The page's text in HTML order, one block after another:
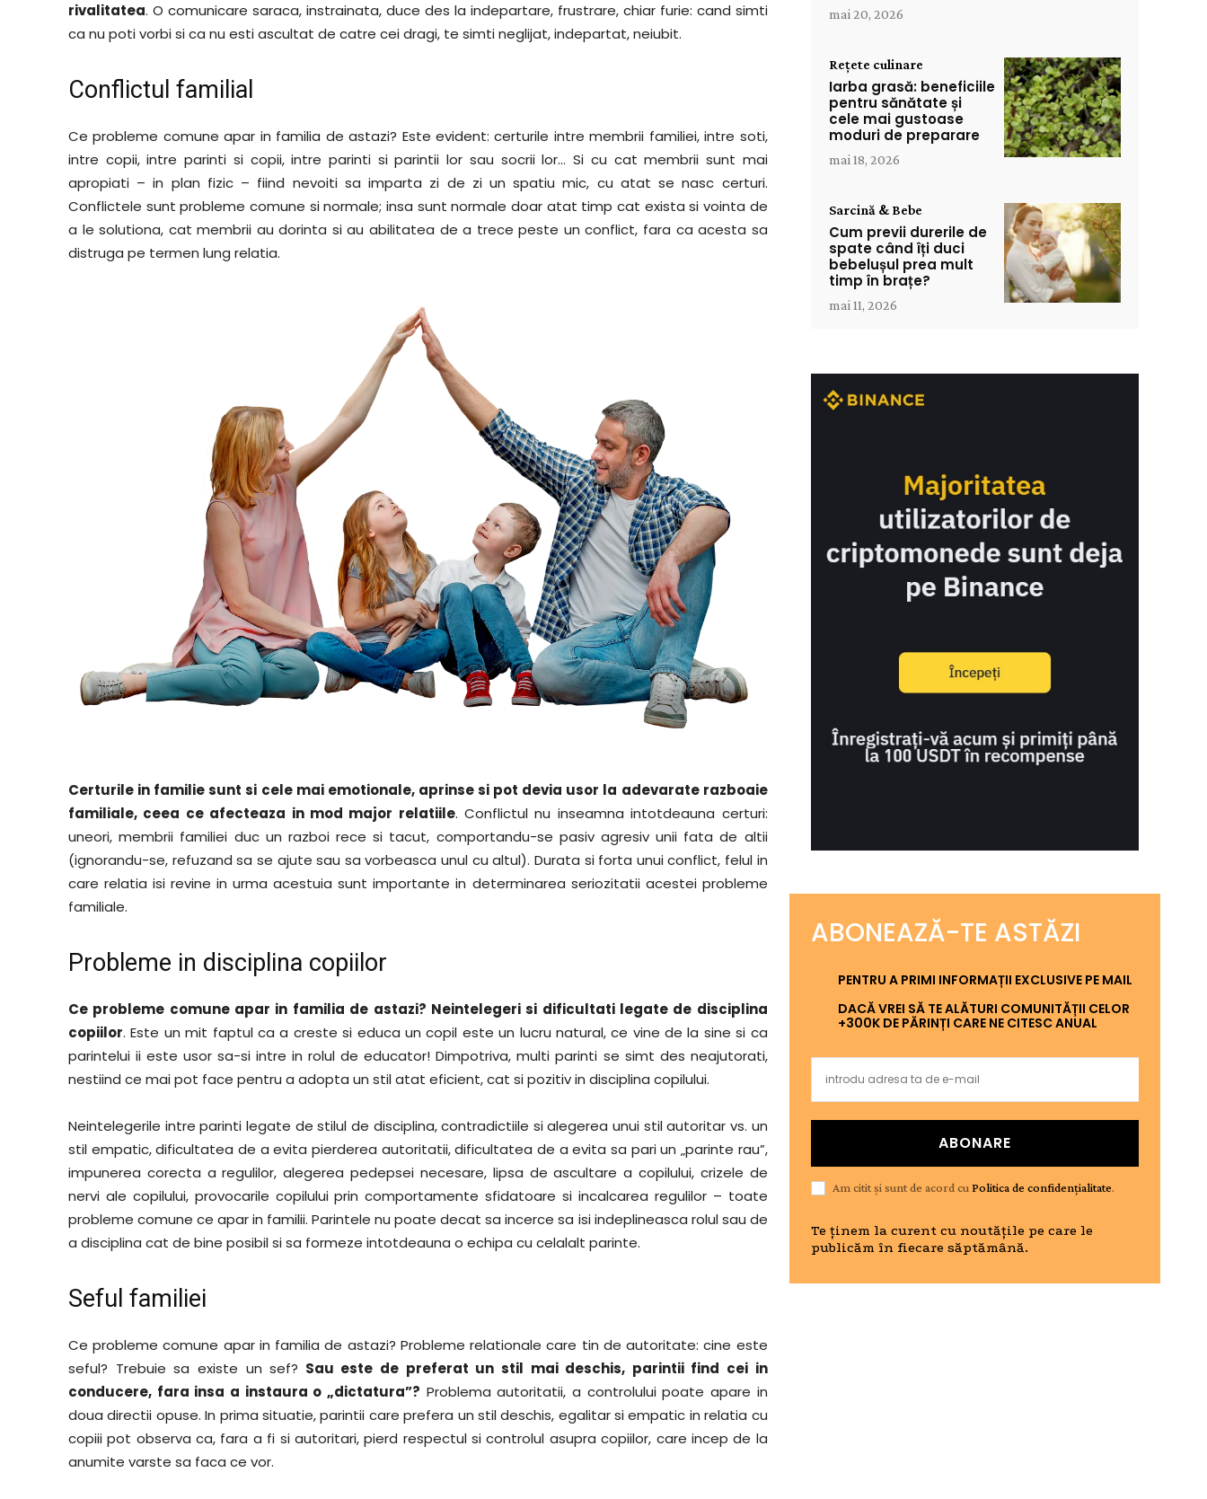
rivalitatea. O comunicare saraca, instrainata, duce des la indepartare, frustrare, chiar furie: cand simti
ca nu poti vorbi si ca nu esti ascultat de catre cei dragi, te simti neglijat, indepartat, neiubit.
Conflictul familial
Ce probleme comune apar in familia de astazi? Este evident: certurile intre membrii familiei, intre soti,
intre copii, intre parinti si copii, intre parinti si parintii lor sau socrii lor… Si cu cat membrii sunt mai
apropiati – in plan fizic – fiind nevoiti sa imparta zi de zi un spatiu mic, cu atat se nasc certuri.
Conflictele sunt probleme comune si normale; insa sunt normale doar atat timp cat exista si vointa de
a le solutiona, cat membrii au dorinta si au abilitatea de a trece peste un conflict, fara ca acesta sa
distruga pe termen lung relatia.
Certurile in familie sunt si cele mai emotionale, aprinse si pot devia usor la adevarate razboaie
familiale, ceea ce afecteaza in mod major relatiile. Conflictul nu inseamna intotdeauna certuri:
uneori, membrii familiei duc un razboi rece si tacut, comportandu-se pasiv agresiv unii fata de altii
(ignorandu-se, refuzand sa se ajute sau sa vorbeasca unul cu altul). Durata si forta unui conflict, felul in
care relatia isi revine in urma acestuia sunt importante in determinarea seriozitatii acestei probleme
familiale.
Probleme in disciplina copiilor
Ce probleme comune apar in familia de astazi? Neintelegeri si dificultati legate de disciplina
copiilor. Este un mit faptul ca a creste si educa un copil este un lucru natural, ce vine de la sine si ca
parintelui ii este usor sa-si intre in rolul de educator! Dimpotriva, multi parinti se simt des neajutorati,
nestiind ce mai pot face pentru a adopta un stil atat eficient, cat si pozitiv in disciplina copilului.
Neintelegerile intre parinti legate de stilul de disciplina, contradictiile si alegerea unui stil autoritar vs. un
stil empatic, dificultatea de a evita pierderea autoritatii, dificultatea de a evita sa pari un „parinte rau”,
impunerea corecta a regulilor, alegerea pedepsei necesare, lipsa de ascultare a copilului, crizele de
nervi ale copilului, provocarile copilului prin comportamente sfidatoare si incalcarea regulilor – toate
probleme comune ce apar in familii. Parintele nu poate decat sa incerce sa isi indeplineasca rolul sau de
a disciplina cat de bine posibil si sa formeze intotdeauna o echipa cu celalalt parinte.
Seful familiei
Ce probleme comune apar in familia de astazi? Probleme relationale care tin de autoritate: cine este
seful? Trebuie sa existe un sef? Sau este de preferat un stil mai deschis, parintii find cei in
conducere, fara insa a instaura o „dictatura”? Problema autoritatii, a controlului poate apare in
doua directii opuse. In prima situatie, parintii care prefera un stil deschis, egalitar si empatic in relatia cu
copiii pot observa ca, fara a fi si autoritari, pierd respectul si controlul asupra copiilor, care incep de la
anumite varste sa faca ce vor.
mai 20, 2026
Rețete culinare
Iarba grasă: beneficiile
pentru sănătate și
cele mai gustoase
moduri de preparare
mai 18, 2026
Sarcină & Bebe
Cum previi durerile de
spate când îți duci
bebelușul prea mult
timp în brațe?
mai 11, 2026
ABONEAZĂ-TE ASTĂZI
PENTRU A PRIMI INFORMAȚII EXCLUSIVE PE MAIL
DACĂ VREI SĂ TE ALĂTURI COMUNITĂȚII CELOR
+300K DE PĂRINȚI CARE NE CITESC ANUAL
ABONARE
Am citit și sunt de acord cuPolitica de confidențialitate.
Te ținem la curent cu noutățile pe care le
publicăm în fiecare săptămână.